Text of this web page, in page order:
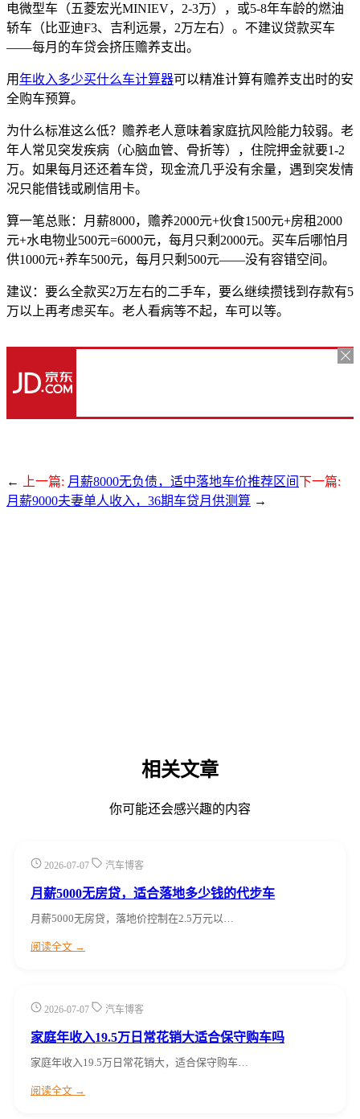
电微型车（五菱宏光MINIEV，2-3万），或5-8年车龄的燃油
轿车（比亚迪F3、吉利远景，2万左右）。不建议贷款买车
——每月的车贷会挤压赡养支出。
用年收入多少买什么车计算器可以精准计算有赡养支出时的安
全购车预算。
为什么标准这么低？赡养老人意味着家庭抗风险能力较弱。老
年人常见突发疾病（心脑血管、骨折等），住院押金就要1-2
万。如果每月还还着车贷，现金流几乎没有余量，遇到突发情
况只能借钱或刷信用卡。
算一笔总账：月薪8000，赡养2000元+伙食1500元+房租2000
元+水电物业500元=6000元，每月只剩2000元。买车后哪怕月
供1000元+养车500元，每月只剩500元——没有容错空间。
建议：要么全款买2万左右的二手车，要么继续攒钱到存款有5
万以上再考虑买车。老人看病等不起，车可以等。
← 上一篇: 月薪8000无负债，适中落地车价推荐区间下一篇:
月薪9000夫妻单人收入，36期车贷月供测算 →
相关文章
你可能还会感兴趣的内容
2026-07-07 汽车博客
月薪5000无房贷，适合落地多少钱的代步车
月薪5000无房贷，落地价控制在2.5万元以…
阅读全文 →
2026-07-07 汽车博客
家庭年收入19.5万日常花销大适合保守购车吗
家庭年收入19.5万日常花销大，适合保守购车…
阅读全文 →